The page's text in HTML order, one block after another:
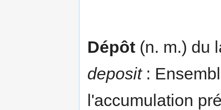
Dépôt (n. m.) du
deposit:
l'accumulation